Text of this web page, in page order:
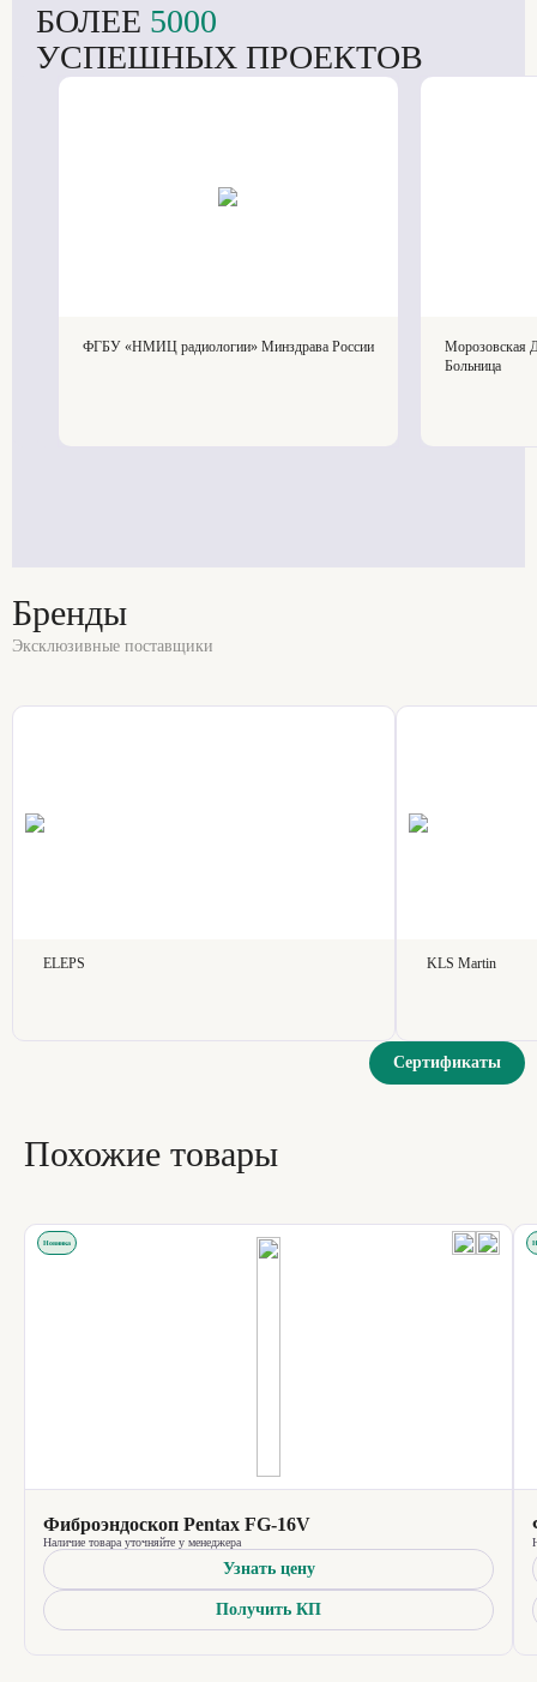
БОЛЕЕ 5000
УСПЕШНЫХ ПРОЕКТОВ
ФГБУ «НМИЦ радиологии» Минздрава России
Морозовская
Больница
Бренды
Эксклюзивные поставщики
ELEPS KLS Martin
Сертификаты
Похожие товары
Новинка
Фиброэндоскоп Pentax FG-16V
Наличие товара уточняйте у менеджера
Узнать цену
Получить КП